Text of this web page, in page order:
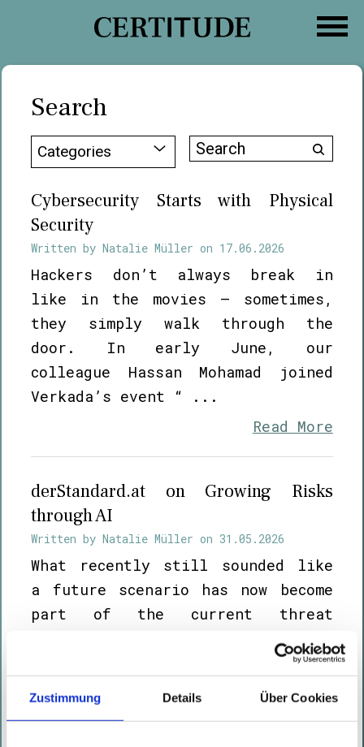
Zustimmung Details Über Cookies
Search
Categories
Search
Cybersecurity Starts with Physical
Security
Written byNatalie Müller on 17.06.2026
Hackers don’t always break in
like in the movies — sometimes,
they simply walk through the
door. In early June, our
colleague Hassan Mohamad joined
Verkada’s event “ ...
Read More
derStandard.at on Growing Risks
through AI
Written byNatalie Müller on 31.05.2026
What recently still sounded like
a future scenario has now become
part of the current threat
landscape. The current article
from derStandard.at discusses in
Read More